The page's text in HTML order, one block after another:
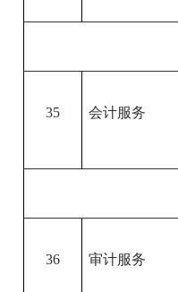
35 会计服务
36 审计服务